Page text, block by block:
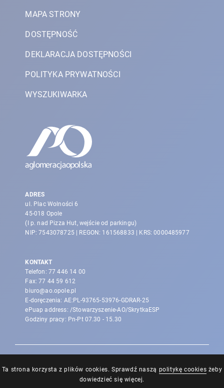
ADRES
ul. Plac Wolności 6
45-018 Opole
(I p. nad Pizza Hut, wejście od parkingu)
NIP: 7543078725 | REGON: 161568833 | KRS: 0000485977
KONTAKT
Telefon: 77 446 14 00
Fax:77 44 59 612
biuro@ao.opole.pl
E-doręczenia: AE:PL-93765-53976-GDRAR-25
ePuap address: /Stowarzyszenie-AO/SkrytkaESP
Godziny pracy: Pn-Pt 07.30 - 15.30
MAPA STRONY
DOSTĘPNOŚĆ
DEKLARACJA DOSTĘPNOŚCI
POLITYKA PRYWATNOŚCI
WYSZUKIWARKA
Ta strona korzysta z plików cookies. Sprawdź naszą politykę cookies żeby
dowiedzieć się więcej.